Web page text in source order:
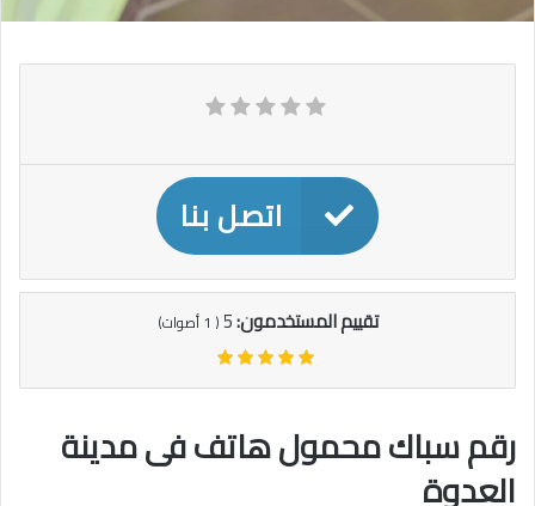
اتصل بنا
تقييم المستخدمون:5
(
1أصوات)
رقم سباك محمول هاتف فى مدينة
العدوة